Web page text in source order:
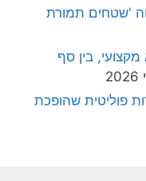
'שטחים תמורת
בין סף
פוליטית שהופכת